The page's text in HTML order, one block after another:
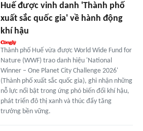
Huế được vinh danh 'Thành phố
xuất sắc quốc gia' về hành động
khí hậu
Thành phố Huế vừa được World Wide Fund for
Nature (WWF) trao danh hiệu 'National
Winner – One Planet City Challenge 2026'
(Thành phố xuất sắc quốc gia), ghi nhận những
nỗ lực nổi bật trong ứng phó biến đổi khí hậu,
phát triển đô thị xanh và thúc đẩy tăng
trưởng bền vững.